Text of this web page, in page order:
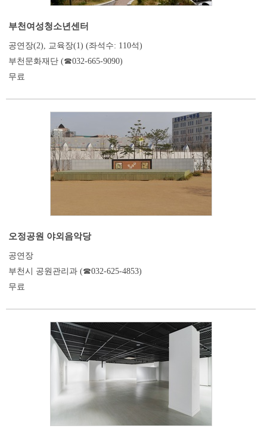
부천여성청소년센터
공연장(2), 교육장(1) (좌석수: 110석)
부천문화재단 (☎032-665-9090)
무료
오정공원 야외음악당
공연장
부천시 공원관리과 (☎032-625-4853)
무료